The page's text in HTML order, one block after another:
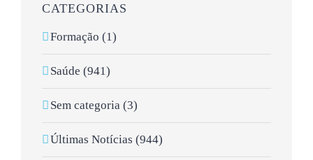
CATEGORIAS
Formação (1)
Saúde (941)
Sem categoria (3)
Últimas Notícias (944)